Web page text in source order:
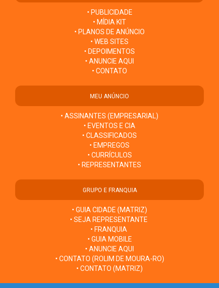
• PUBLICIDADE
• MÍDIA KIT
• PLANOS DE ANÚNCIO
• WEB SITES
• DEPOIMENTOS
• ANUNCIE AQUI
• CONTATO
MEU ANÚNCIO
• ASSINANTES (EMPRESARIAL)
• EVENTOS E CIA
• CLASSIFICADOS
• EMPREGOS
• CURRÍCULOS
• REPRESENTANTES
GRUPO E FRANQUIA
• GUIA CIDADE (MATRIZ)
• SEJA REPRESENTANTE
• FRANQUIA
• GUIA MOBILE
• ANUNCIE AQUI
• CONTATO (ROLIM DE MOURA-RO)
• CONTATO (MATRIZ)